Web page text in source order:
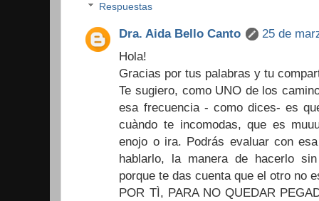
Respuestas
Dra. Aida Bello Canto
25 de
Hola!
Gracias por tus palabras y tu
Te sugiero, como UNO de los
esa frecuencia - como dices- es
cuàndo te incomodas, que es
enojo o ira. Podrás evaluar con
hablarlo, la manera de hacerlo
porque te das cuenta que el otro no
POR TÌ, PARA NO QUEDAR